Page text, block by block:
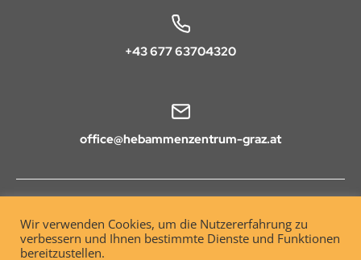
+43 677 63704320
office@hebammenzentrum-graz.at
AGB
Datenschutz
Wir verwenden Cookies, um die Nutzererfahrung zu
verbessern und Ihnen bestimmte Dienste und Funktionen
bereitzustellen.